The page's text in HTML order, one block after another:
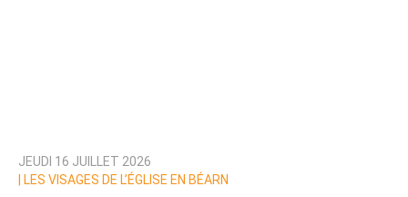
JEUDI 16 JUILLET 2026
LES VISAGES DE L’ÉGLISE EN BÉARN